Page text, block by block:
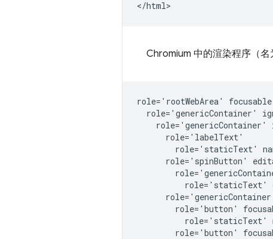
Chromium 中的渲染程序（名
role='rootWebArea'
role='genericContainer'
role='genericContainer'
      role='labelText'
role='staticText'
role='spinButton'
role='staticText'
role='button'
role='staticText'
role='button'